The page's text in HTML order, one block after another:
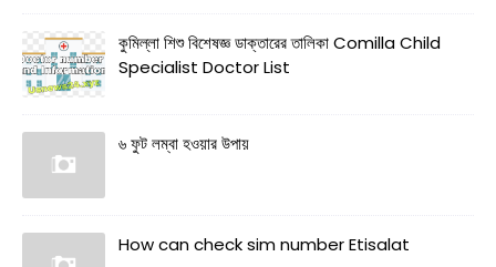
কুমিল্লা শিশু বিশেষজ্ঞ ডাক্তারের তালিকা Comilla Child
Specialist Doctor List
৬ ফুট লম্বা হওয়ার উপায়
How can check sim number Etisalat